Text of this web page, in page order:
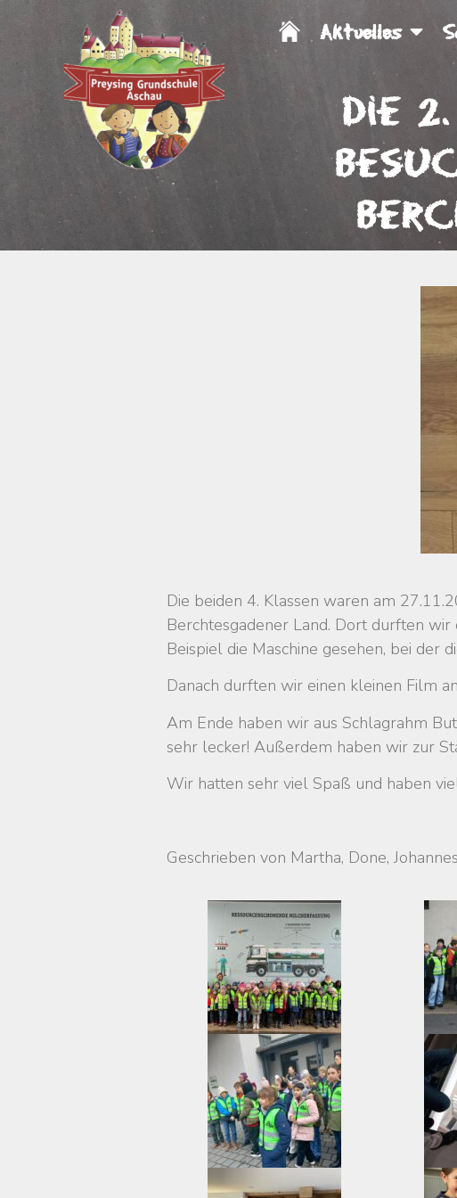
Aktuelles
Die
Die beiden 4. Klassen waren am
Berchtesgadener Land. Dort durften
Beispiel die Maschine gesehen, bei der
Danach durften wir einen kleinen Film
Am Ende haben wir aus Schlagrahm
sehr lecker! Außerdem haben wir zur
Wir hatten sehr viel Spaß und haben
Geschrieben von Martha, Done,